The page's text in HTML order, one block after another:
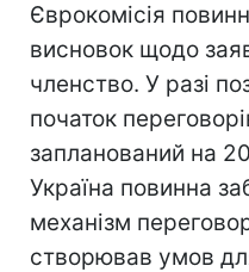
Єврокомісія
висновок щодо
членство. У разі
початок
запланований на
Україна повинна
механізм
створював умов